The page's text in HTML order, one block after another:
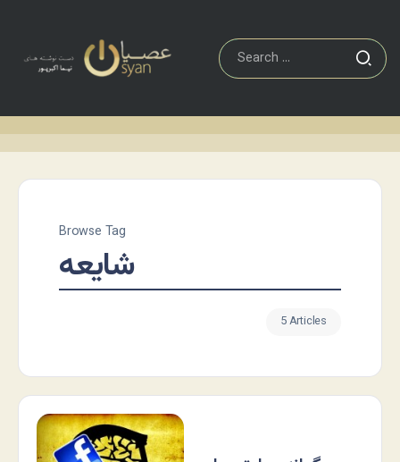
Browse Tag
شایعه
5 Articles